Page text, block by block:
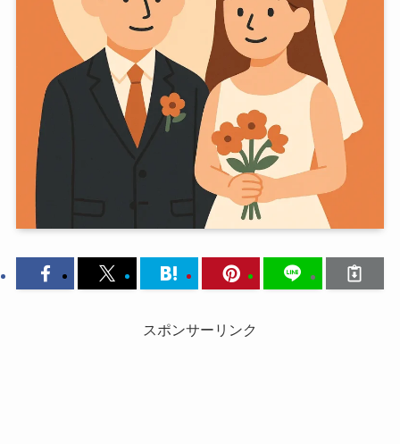
スポンサーリンク